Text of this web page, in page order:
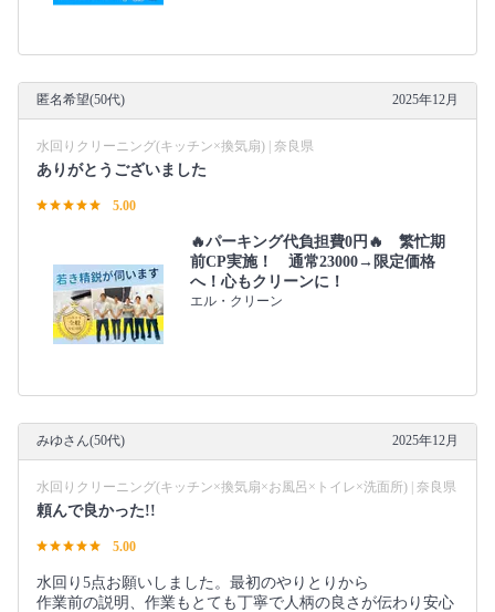
匿名希望(50代) 2025年12月
水回りクリーニング(キッチン×換気扇) | 奈良県
ありがとうございました
5.00
🔥パーキング代負担費0円🔥 繁忙期
前CP実施！ 通常23000→限定価格
へ！心もクリーンに！
エル・クリーン
みゆさん(50代) 2025年12月
水回りクリーニング(キッチン×換気扇×お風呂×トイレ×洗面所) | 奈良県
頼んで良かった!!
5.00
水回り5点お願いしました。最初のやりとりから
作業前の説明、作業もとても丁寧で人柄の良さが伝わり安心